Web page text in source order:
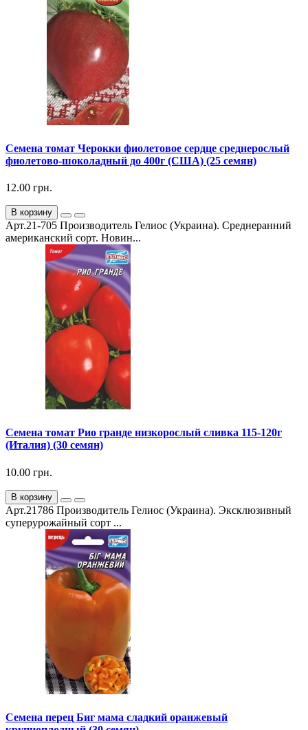
Семена томат Черокки фиолетовое сердце среднерослый
фиолетово-шоколадный до 400г (США) (25 семян)
12.00 грн.
В корзину
Арт.21-705 Производитель Гелиос (Украина). Среднеранний
американский сорт. Новин...
Семена томат Рио гранде низкорослый сливка 115-120г
(Италия) (30 семян)
10.00 грн.
В корзину
Арт.21786 Производитель Гелиос (Украина). Эксклюзивный
суперурожайный сорт ...
Семена перец Биг мама сладкий оранжевый